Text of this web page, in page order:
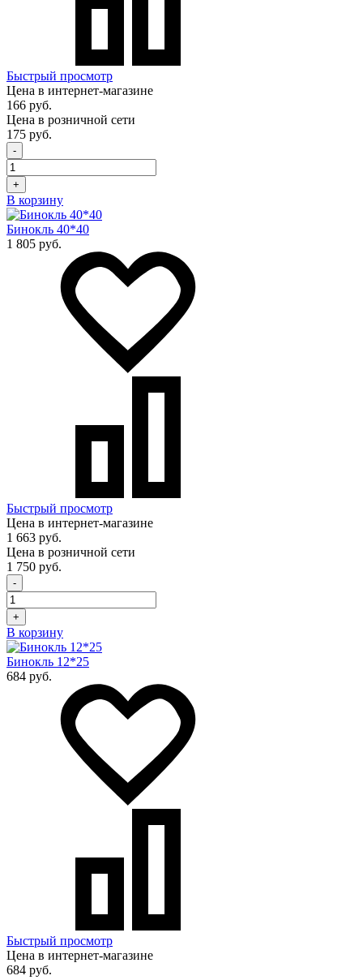
Быстрый просмотр
Цена в интернет-магазине
166 руб.
Цена в розничной сети
175 руб.
-
+
В корзину
Бинокль 40*40
1 805 руб.
Быстрый просмотр
Цена в интернет-магазине
1 663 руб.
Цена в розничной сети
1 750 руб.
-
+
В корзину
Бинокль 12*25
684 руб.
Быстрый просмотр
Цена в интернет-магазине
684 руб.